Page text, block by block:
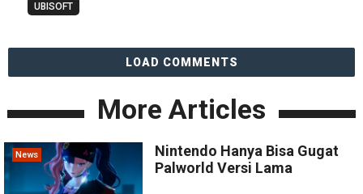
UBISOFT
LOAD COMMENTS
More Articles
News
Nintendo Hanya Bisa Gugat
Palworld Versi Lama